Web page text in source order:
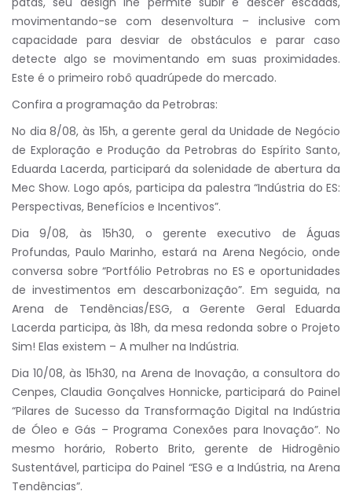
movimentando-se com desenvoltura – inclusive com
capacidade para desviar de obstáculos e parar caso
detecte algo se movimentando em suas proximidades.
Este é o primeiro robô quadrúpede do mercado.
Confira a programação da Petrobras:
No dia 8/08, às 15h, a gerente geral da Unidade de Negócio
de Exploração e Produção da Petrobras do Espírito Santo,
Eduarda Lacerda, participará da solenidade de abertura da
Mec Show. Logo após, participa da palestra “Indústria do ES:
Perspectivas, Benefícios e Incentivos”.
Dia 9/08, às 15h30, o gerente executivo de Águas
Profundas, Paulo Marinho, estará na Arena Negócio, onde
conversa sobre “Portfólio Petrobras no ES e oportunidades
de investimentos em descarbonização”. Em seguida, na
Arena de Tendências/ESG, a Gerente Geral Eduarda
Lacerda participa, às 18h, da mesa redonda sobre o Projeto
Sim! Elas existem – A mulher na Indústria.
Dia 10/08, às 15h30, na Arena de Inovação, a consultora do
Cenpes, Claudia Gonçalves Honnicke, participará do Painel
“Pilares de Sucesso da Transformação Digital na Indústria
de Óleo e Gás – Programa Conexões para Inovação”. No
mesmo horário, Roberto Brito, gerente de Hidrogênio
Sustentável, participa do Painel “ESG e a Indústria, na Arena
Tendências”.